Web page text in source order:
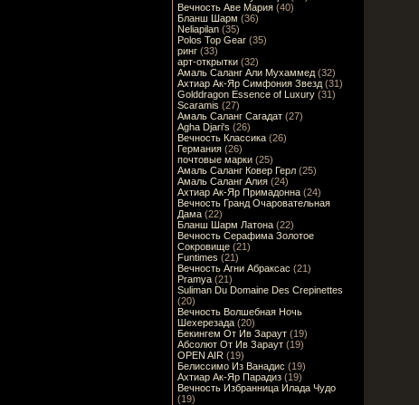
Вечность Аве Мария(40)
Бланш Шарм (36)
Neliapilan(35)
Polos Top Gear(35)
ринг(33)
арт-открытки(32)
Амаль Саланг Али Мухаммед(32)
Ахтиар Ак-Яр Симфония Звезд(31)
Golddragon Essence of Luxury(31)
Scaramis (27)
Амаль Саланг Сагадат(27)
Agha Djari's (26)
Вечность Классика(26)
Германия(26)
почтовые марки(25)
Амаль Саланг Ковер Герл(25)
Амаль Саланг Алия(24)
Ахтиар Ак-Яр Примадонна(24)
Вечность Гранд Очаровательная
Дама(22)
Бланш Шарм Латона(22)
Вечность Серафима Золотое
Сокровище(21)
Funtimes (21)
Вечность Агни Абраксас (21)
Pramya(21)
Suliman Du Domaine Des Crepinettes
(20)
Вечность Волшебная Ночь
Шехерезада(20)
Бекингем От Ив Зараут(19)
Абсолют От Ив Зараут(19)
OPEN AIR (19)
Белиссимо Из Ванадис (19)
Ахтиар Ак-Яр Парадиз(19)
Вечность Избранница Илада Чудо
(19)